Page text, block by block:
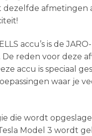
afmetingen
accu’s is de
De reden voor deze
accu is speciaal
waar je
die wordt
Model 3 wordt